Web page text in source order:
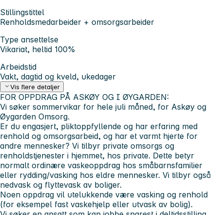
Stillingstittel
Renholdsmedarbeider + omsorgsarbeider
Type ansettelse
Vikariat, heltid 100%
Arbeidstid
Vakt, dagtid og kveld, ukedager
Vis flere detaljer
FOR OPPDRAG PÅ ASKØY OG I ØYGARDEN:
Vi søker sommervikar for hele juli måned, for Askøy og
Øygarden Omsorg.
Er du engasjert, pliktoppfyllende og har erfaring med
renhold og omsorgsarbeid, og har et varmt hjerte for
andre mennesker? Vi tilbyr private omsorgs og
renholdstjenester i hjemmet, hos private. Dette betyr
normalt ordinære vaskeoppdrag hos småbarnsfamilier
eller rydding/vasking hos eldre mennesker. Vi tilbyr også
nedvask og flyttevask av boliger.
Noen oppdrag vil utelukkende være vasking og renhold
(for eksempel fast vaskehjelp eller utvask av bolig).